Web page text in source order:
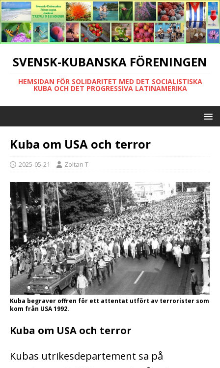
SVENSK-KUBANSKA FÖRENINGEN
HEMSIDAN FÖR SOLIDARITET MED DET SOCIALISTISKA
KUBA OCH DET PROGRESSIVA LATINAMERIKA
Kuba om USA och terror
2025-05-21 Zoltan T
Kuba begraver offren för ett attentat utfört av terrorister som
kom från USA 1992.
Kuba om USA och terror
Kubas utrikesdepartement sa på